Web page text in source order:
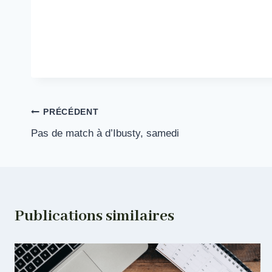
Navigation
de
PRÉCÉDENT
Pas de match à d’Ibusty, samedi
Publications similaires